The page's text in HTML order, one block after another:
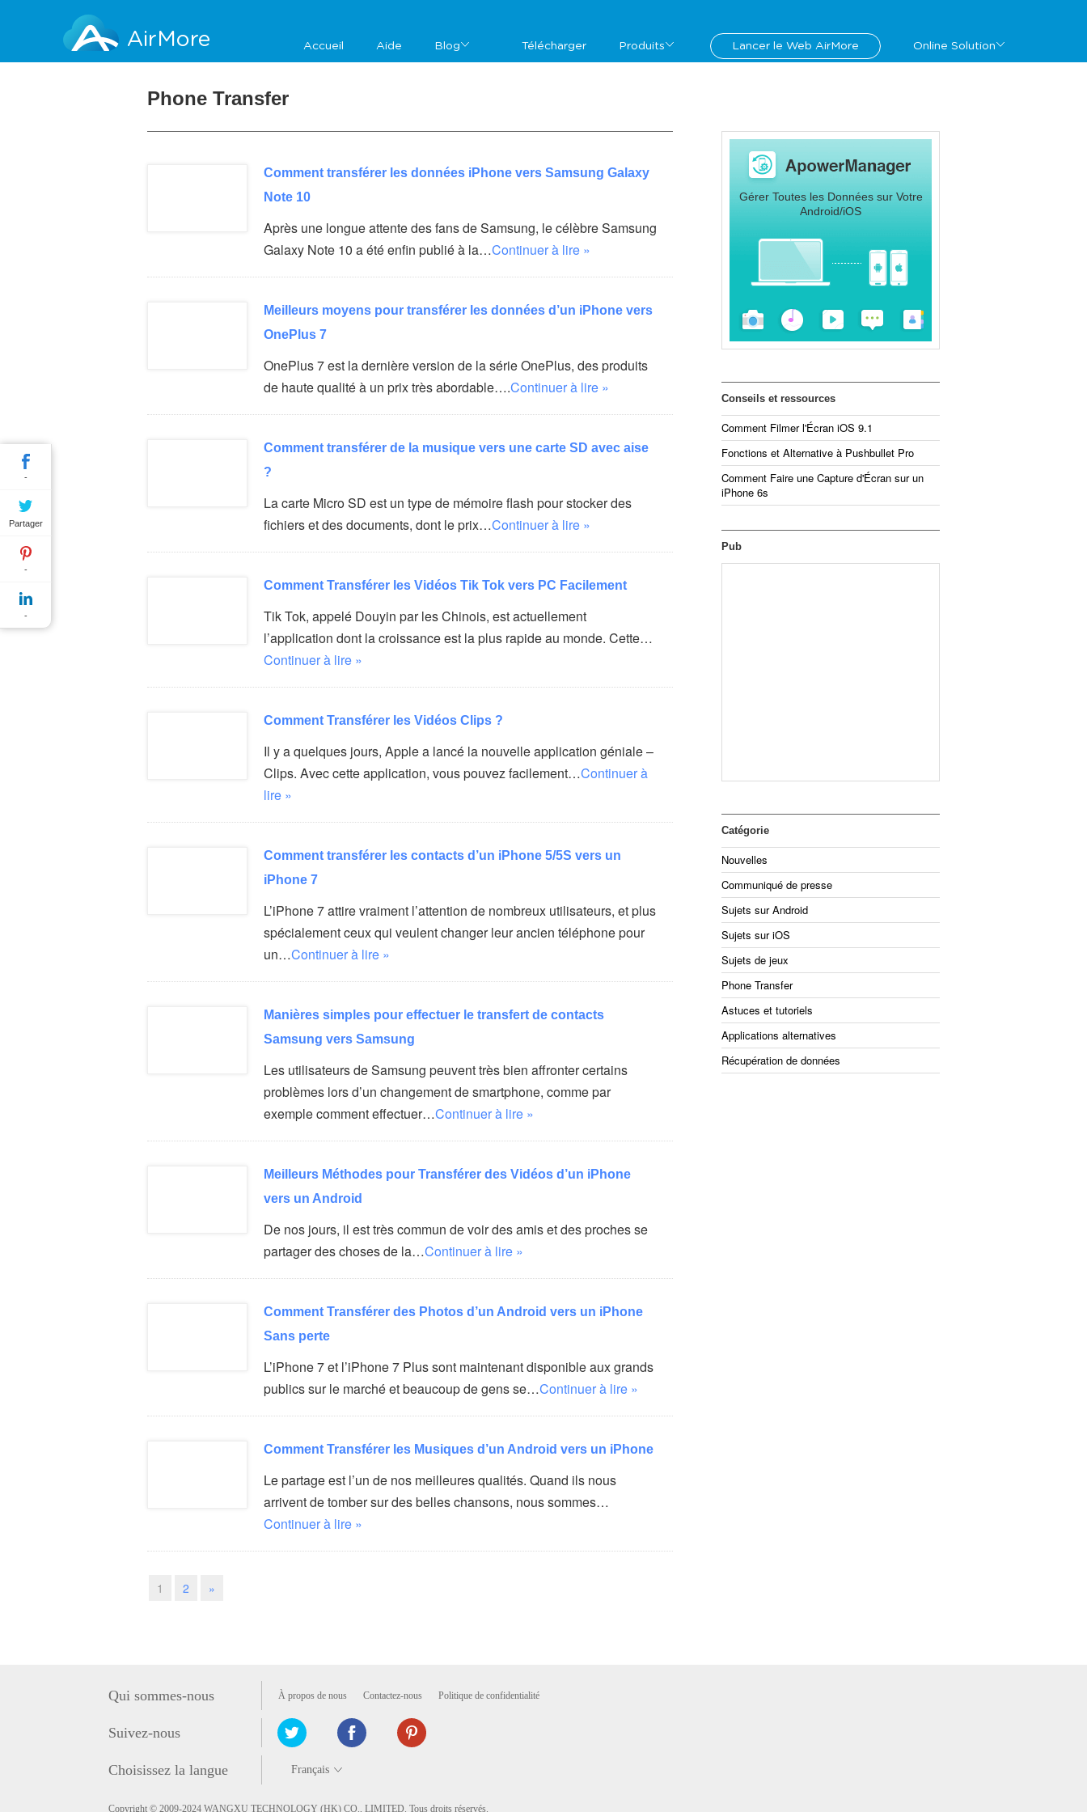
AirMore Accueil Aide Blog Télécharger Produits Lancer le Web AirMore Online Solution
Phone Transfer
Comment transférer les données iPhone vers Samsung Galaxy
Note 10
Après une longue attente des fans de Samsung, le célèbre Samsung
Galaxy Note 10 a été enfin publié à la…Continuer à lire »
Meilleurs moyens pour transférer les données d’un iPhone vers
OnePlus 7
OnePlus 7 est la dernière version de la série OnePlus, des produits
de haute qualité à un prix très abordable….Continuer à lire »
Comment transférer de la musique vers une carte SD avec aise
?
La carte Micro SD est un type de mémoire flash pour stocker des
fichiers et des documents, dont le prix…Continuer à lire »
Comment Transférer les Vidéos Tik Tok vers PC Facilement
Tik Tok, appelé Douyin par les Chinois, est actuellement
l’application dont la croissance est la plus rapide au monde. Cette…
Continuer à lire »
Comment Transférer les Vidéos Clips ?
Il y a quelques jours, Apple a lancé la nouvelle application géniale –
Clips. Avec cette application, vous pouvez facilement…Continuer à
lire »
Comment transférer les contacts d’un iPhone 5/5S vers un
iPhone 7
L’iPhone 7 attire vraiment l’attention de nombreux utilisateurs, et plus
spécialement ceux qui veulent changer leur ancien téléphone pour
un…Continuer à lire »
Manières simples pour effectuer le transfert de contacts
Samsung vers Samsung
Les utilisateurs de Samsung peuvent très bien affronter certains
problèmes lors d’un changement de smartphone, comme par
exemple comment effectuer…Continuer à lire »
Meilleurs Méthodes pour Transférer des Vidéos d’un iPhone
vers un Android
De nos jours, il est très commun de voir des amis et des proches se
partager des choses de la…Continuer à lire »
Comment Transférer des Photos d’un Android vers un iPhone
Sans perte
L’iPhone 7 et l’iPhone 7 Plus sont maintenant disponible aux grands
publics sur le marché et beaucoup de gens se…Continuer à lire »
Comment Transférer les Musiques d’un Android vers un iPhone
Le partage est l’un de nos meilleures qualités. Quand ils nous
arrivent de tomber sur des belles chansons, nous sommes…
Continuer à lire »
1 2 »
Gérer Toutes les Données sur Votre
Android/iOS
Conseils et ressources
Comment Filmer l'Écran iOS 9.1
Fonctions et Alternative à Pushbullet Pro
Comment Faire une Capture d'Écran sur un
iPhone 6s
Pub
Catégorie
Nouvelles
Communiqué de presse
Sujets sur Android
Sujets sur iOS
Sujets de jeux
Phone Transfer
Astuces et tutoriels
Applications alternatives
Récupération de données
Qui sommes-nous À propos de nous Contactez-nous Politique de confidentialité
Suivez-nous
Choisissez la langue
Copyright © 2009-2024 WANGXU TECHNOLOGY (HK) CO., LIMITED. Tous droits réservés.
-
Partager
-
-